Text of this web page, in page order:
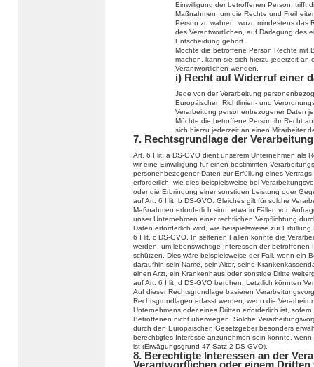
Einwilligung der betroffenen Person, trifft
Maßnahmen, um die Rechte und
Person zu wahren, wozu mindestens das
des Verantwortlichen, auf Darlegung des
Entscheidung gehört.
Möchte die betroffene Person Rechte mit
machen, kann sie sich hierzu jederzeit an
Verantwortlichen wenden.
i) Recht auf Widerruf einer
Jede von der Verarbeitung
Europäischen Richtlinien- und
Verarbeitung personenbezogener Daten
Möchte die betroffene Person ihr Recht
sich hierzu jederzeit an einen Mitarbeiter
7. Rechtsgrundlage der Verarbeitung
Art. 6 I lit. a DS-GVO dient unserem Unternehmen als
wir eine Einwilligung für einen bestimmten
personenbezogener Daten zur Erfüllung eines
erforderlich, wie dies beispielsweise bei
oder die Erbringung einer sonstigen Leistung oder
auf Art. 6 I lit. b DS-GVO. Gleiches gilt für solche
Maßnahmen erforderlich sind, etwa in Fällen von
unser Unternehmen einer rechtlichen Verpflichtung
Daten erforderlich wird, wie beispielsweise zur
6 I lit. c DS-GVO. In seltenen Fällen könnte die
werden, um lebenswichtige Interessen der
schützen. Dies wäre beispielsweise der Fall, wenn ein
daraufhin sein Name, sein Alter, seine
einen Arzt, ein Krankenhaus oder sonstige Dritte
auf Art. 6 I lit. d DS-GVO beruhen. Letztlich könnten
Auf dieser Rechtsgrundlage basieren
Rechtsgrundlagen erfasst werden, wenn die
Unternehmens oder eines Dritten erforderlich ist,
Betroffenen nicht überwiegen. Solche
durch den Europäischen Gesetzgeber besonders
berechtigtes Interesse anzunehmen sein könnte,
ist (Erwägungsgrund 47 Satz 2 DS-GVO).
8. Berechtigte Interessen an der
Verantwortlichen oder einem